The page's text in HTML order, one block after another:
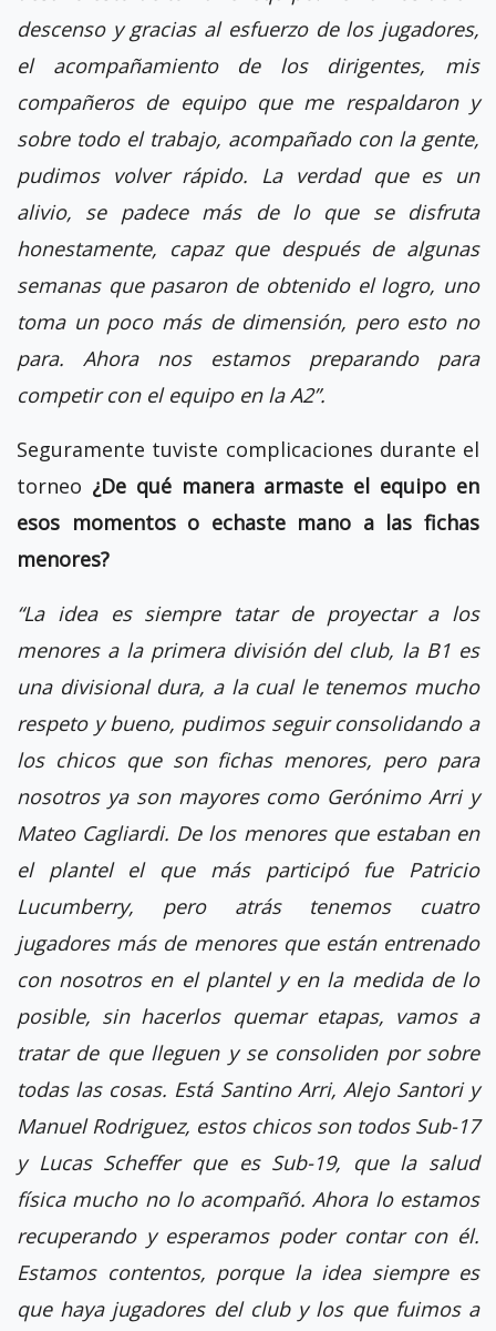
descenso y gracias al esfuerzo de los jugadores,
el acompañamiento de los dirigentes, mis
compañeros de equipo que me respaldaron y
sobre todo el trabajo, acompañado con la gente,
pudimos volver rápido. La verdad que es un
alivio, se padece más de lo que se disfruta
honestamente, capaz que después de algunas
semanas que pasaron de obtenido el logro, uno
toma un poco más de dimensión, pero esto no
para. Ahora nos estamos preparando para
competir con el equipo en la A2”.
Seguramente tuviste complicaciones durante el
torneo ¿De qué manera armaste el equipo en
esos momentos o echaste mano a las fichas
menores?
“La idea es siempre tatar de proyectar a los
menores a la primera división del club, la B1 es
una divisional dura, a la cual le tenemos mucho
respeto y bueno, pudimos seguir consolidando a
los chicos que son fichas menores, pero para
nosotros ya son mayores como Gerónimo Arri y
Mateo Cagliardi. De los menores que estaban en
el plantel el que más participó fue Patricio
Lucumberry, pero atrás tenemos cuatro
jugadores más de menores que están entrenado
con nosotros en el plantel y en la medida de lo
posible, sin hacerlos quemar etapas, vamos a
tratar de que lleguen y se consoliden por sobre
todas las cosas. Está Santino Arri, Alejo Santori y
Manuel Rodriguez, estos chicos son todos Sub-17
y Lucas Scheffer que es Sub-19, que la salud
física mucho no lo acompañó. Ahora lo estamos
recuperando y esperamos poder contar con él.
Estamos contentos, porque la idea siempre es
que haya jugadores del club y los que fuimos a